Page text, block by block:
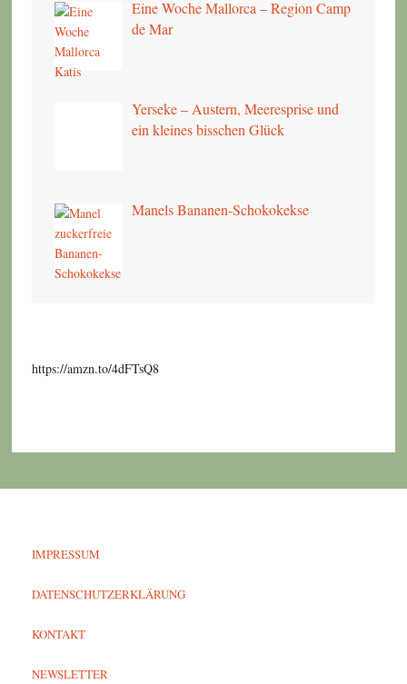
Eine Woche Mallorca – Region Camp
de Mar
Yerseke – Austern, Meeresprise und
ein kleines bisschen Glück
Manels Bananen-Schokokekse
https://amzn.to/4dFTsQ8
IMPRESSUM
DATENSCHUTZERKLÄRUNG
KONTAKT
NEWSLETTER